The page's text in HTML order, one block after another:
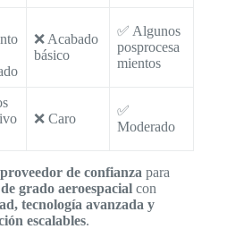
❌ Acabado
básico
✅ Algunos
posprocesa
mientos
❌ Caro
✅
Moderado
proveedor de confianza para
grado aeroespacialcon
tecnología avanzada y
escalables.